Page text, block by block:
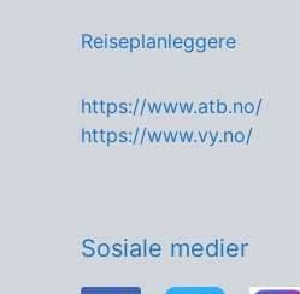
Reiseplanleggere
https://www.atb.no/
https://www.vy.no/
Sosiale medier